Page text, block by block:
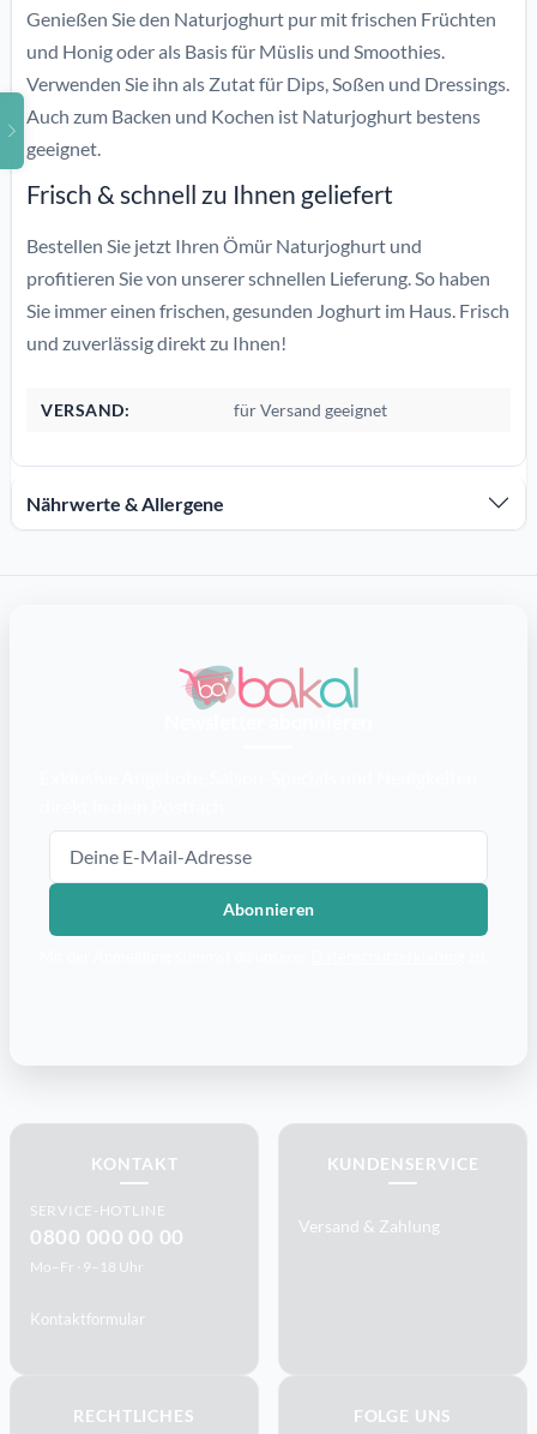
Genießen Sie den Naturjoghurt pur mit frischen Früchten
und Honig oder als Basis für Müslis und Smoothies.
Verwenden Sie ihn als Zutat für Dips, Soßen und Dressings.
Auch zum Backen und Kochen ist Naturjoghurt bestens
geeignet.
Frisch & schnell zu Ihnen geliefert
Bestellen Sie jetzt Ihren Ömür Naturjoghurt und
profitieren Sie von unserer schnellen Lieferung. So haben
Sie immer einen frischen, gesunden Joghurt im Haus. Frisch
und zuverlässig direkt zu Ihnen!
VERSAND: für Versand geeignet
Nährwerte & Allergene
E-Mail-Adresse
Abonnieren
KONTAKT
SERVICE-HOTLINE
0800 000 00 00
Mo–Fr · 9–18 Uhr
Kontaktformular
KUNDENSERVICE
Versand & Zahlung
RECHTLICHES FOLGE UNS